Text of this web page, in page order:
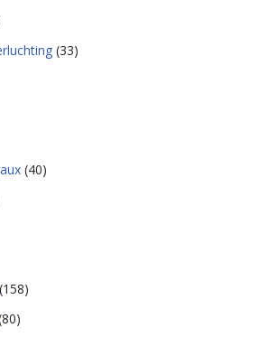
(33)
(40)
(158)